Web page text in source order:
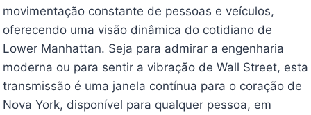
movimentação constante de pessoas e veículos,
oferecendo uma visão dinâmica do cotidiano de
Lower Manhattan. Seja para admirar a engenharia
moderna ou para sentir a vibração de Wall Street, esta
transmissão é uma janela contínua para o coração de
Nova York, disponível para qualquer pessoa, em